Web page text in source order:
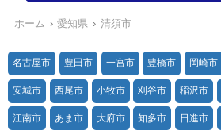
ホーム 愛知県 清須市
名古屋市 豊田市 一宮市 豊橋市 岡崎市
安城市 西尾市 小牧市 刈谷市 稲沢市
江南市 あま市 大府市 知多市 日進市